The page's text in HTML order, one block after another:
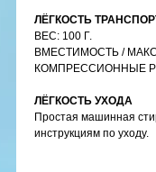
ЛЁГКОСТЬ
ВЕС: 100 Г.
ВМЕСТИМОСТЬ /
КОМПРЕССИОННЫЕ
ЛЁГКОСТЬ УХОДА
Простая машинная
инструкциям по уходу.